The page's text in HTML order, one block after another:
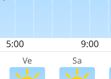
Ve Sa